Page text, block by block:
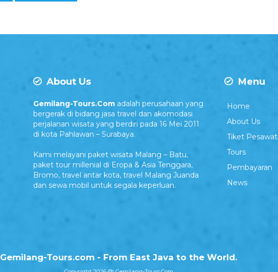
About Us
Gemilang-Tours.Com adalah perusahaan yang
bergerak di bidang jasa travel dan akomodasi
perjalanan wisata yang berdiri pada 16 Mei 2011
di kota Pahlawan – Surabaya.
Kami melayani paket wisata Malang – Batu,
paket tour millenial di Eropa & Asia Tenggara,
Bromo, travel antar kota, travel Malang Juanda
dan sewa mobil untuk segala keperluan.
Menu
Home
About Us
Tiket Pesawat
Tours
Pembayaran
News
Gemilang-Tours.com - From East Java to the World.